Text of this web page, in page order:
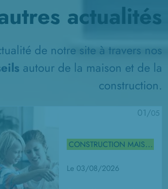
actualités
de notre site à travers nos
autour de la maison et de la
construction.
01/05
CONSTRUCTION MAISON
Le 03/08/2026